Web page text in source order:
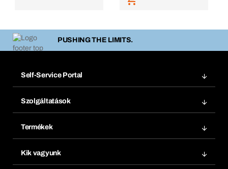
PUSHING THE LIMITS.
Self-Service Portal
Könyvjelzők
Újrarendelés
Termék előfizetések
Szolgáltatások
Vegyi biztonságmenedzsment
eProcurement
Termékek
Kik vagyunk